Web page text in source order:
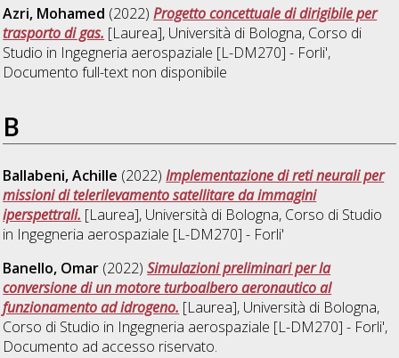
Azri, Mohamed (2022)Progetto concettuale di dirigibile per
trasporto di gas. [Laurea], Università di Bologna, Corso di
Studio in Ingegneria aerospaziale [L-DM270] - Forli',
Documento full-text non disponibile
B
Ballabeni, Achille (2022)Implementazione di reti neurali per
missioni di telerilevamento satellitare da immagini
iperspettrali. [Laurea], Università di Bologna, Corso di Studio
in Ingegneria aerospaziale [L-DM270] - Forli'
Banello, Omar (2022)Simulazioni preliminari per la
conversione di un motore turboalbero aeronautico al
funzionamento ad idrogeno. [Laurea], Università di Bologna,
Corso di Studio in Ingegneria aerospaziale [L-DM270] - Forli',
Documento ad accesso riservato.